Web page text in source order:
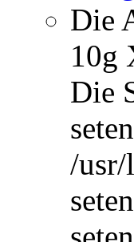
Die
10g
Die
/usr/